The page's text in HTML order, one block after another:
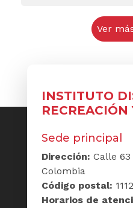
Ver
INSTITUTO
Sede principal
Dirección: Calle 63
Colombia
Código postal:
Horarios de